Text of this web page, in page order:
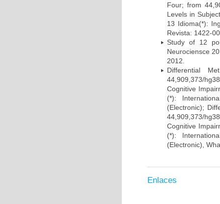
Four; from
Levels in
13 Idioma(*):
Revista: 1422-
Study of 12
Neurociensce
2012.
Differential
44,909,373/
Cognitive
(*):
(Electronic);
44,909,373/
Cognitive
(*):
(Electronic),
Enlaces